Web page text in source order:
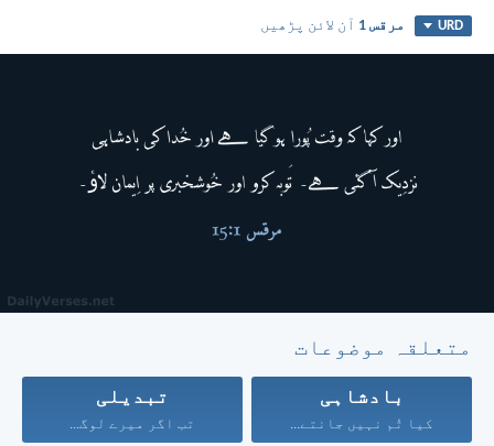
URD مرقس 1 آن لائن پڑھیں
متعلقہ موضوعات
بادشاہی
کیا تُم نہیں جانتے...
تبدیلی
تب اگر میرے لوگ...